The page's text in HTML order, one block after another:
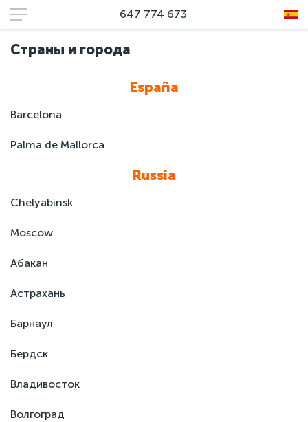
647 774 673
Страны и города
España
Barcelona
Palma de Mallorca
Russia
Chelyabinsk
Moscow
Абакан
Астрахань
Барнаул
Бердск
Владивосток
Волгоград